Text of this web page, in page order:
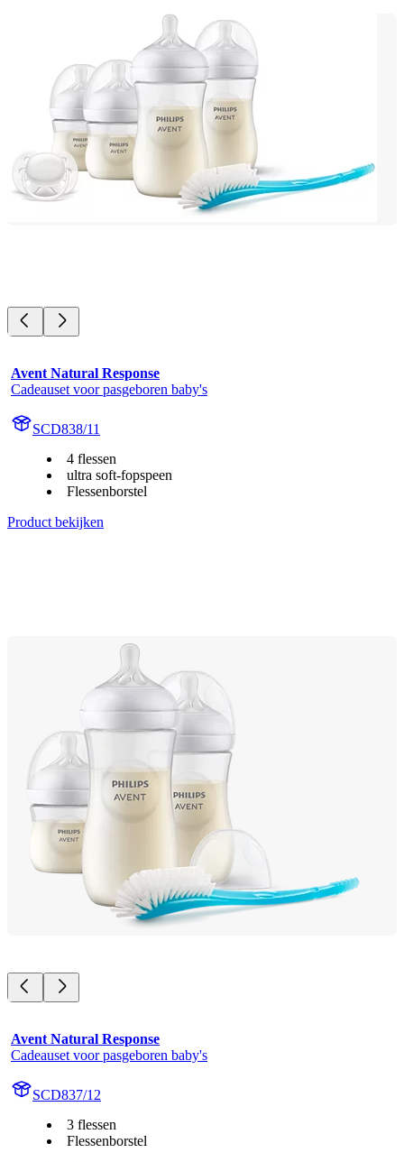
Avent Natural Response
Cadeauset voor pasgeboren baby's
SCD838/11
4 flessen
ultra soft-fopspeen
Flessenborstel
Product bekijken
Avent Natural Response
Cadeauset voor pasgeboren baby's
SCD837/12
3 flessen
Flessenborstel